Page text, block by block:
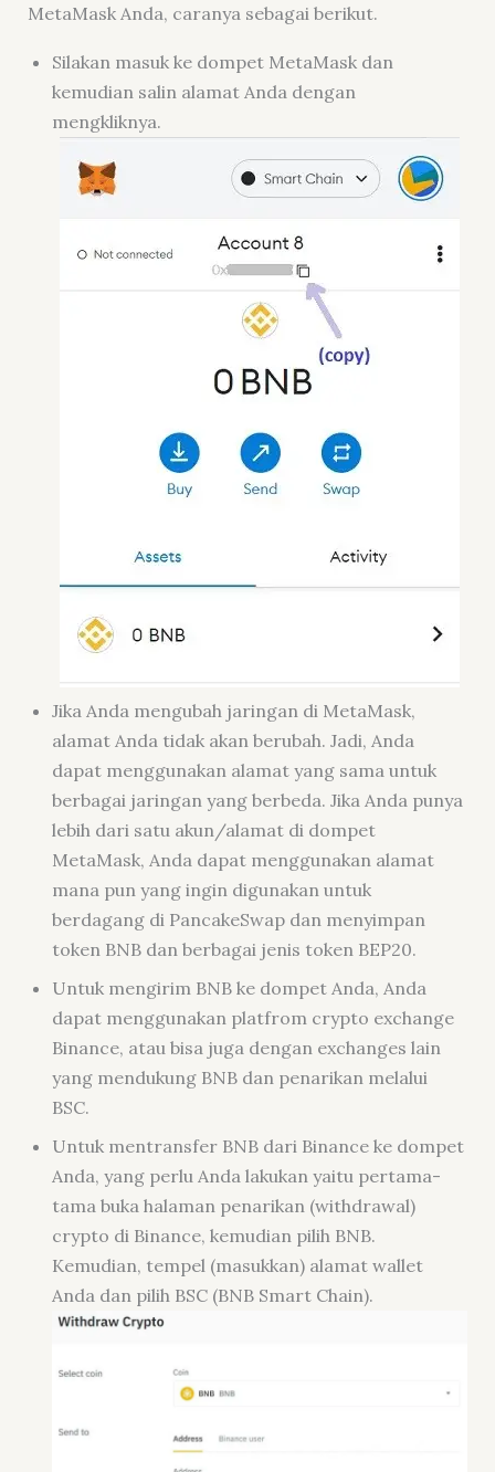
MetaMask Anda, caranya sebagai berikut.
Silakan masuk ke dompet MetaMask dan
kemudian salin alamat Anda dengan
mengkliknya.
Jika Anda mengubah jaringan di MetaMask,
alamat Anda tidak akan berubah. Jadi, Anda
dapat menggunakan alamat yang sama untuk
berbagai jaringan yang berbeda. Jika Anda punya
lebih dari satu akun/alamat di dompet
MetaMask, Anda dapat menggunakan alamat
mana pun yang ingin digunakan untuk
berdagang di PancakeSwap dan menyimpan
token BNB dan berbagai jenis token BEP20.
Untuk mengirim BNB ke dompet Anda, Anda
dapat menggunakan platfrom crypto exchange
Binance, atau bisa juga dengan exchanges lain
yang mendukung BNB dan penarikan melalui
BSC.
Untuk mentransfer BNB dari Binance ke dompet
Anda, yang perlu Anda lakukan yaitu pertama-
tama buka halaman penarikan (withdrawal)
crypto di Binance, kemudian pilih BNB.
Kemudian, tempel (masukkan) alamat wallet
Anda dan pilih BSC (BNB Smart Chain).